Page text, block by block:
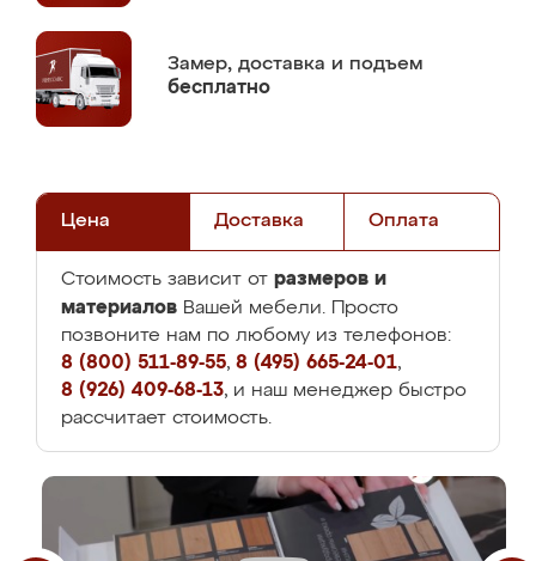
Замер, доставка и подъем
бесплатно
Цена Доставка Оплата
Стоимость зависит от размеров и
материалов Вашей мебели. Просто
позвоните нам по любому из телефонов:
8 (800) 511-89-55, 8 (495) 665-24-01,
8 (926) 409-68-13, и наш менеджер быстро
рассчитает стоимость.